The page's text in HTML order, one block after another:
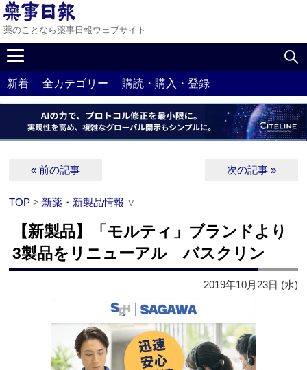
薬のことなら薬事日報ウェブサイト
新着 全カテゴリー 購読・購入・登録
« 前の記事 次の記事 »
TOP > 新薬・新製品情報 ∨
【新製品】「モルティ」ブランドより
3製品をリニューアル バスクリン
2019年10月23日 (水)